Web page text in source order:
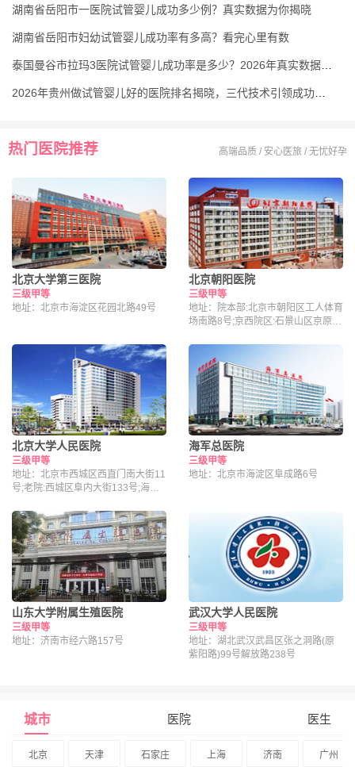
湖南省岳阳市一医院试管婴儿成功多少例？真实数据为你揭晓
湖南省岳阳市妇幼试管婴儿成功率有多高？看完心里有数
热门医院推荐 高端品质 / 安心医旅 / 无忧好孕
北京大学第三医院
三级甲等
地址：北京市海淀区花园北路49号
北京朝阳医院
三级甲等
地址：院本部:北京市朝阳区工人体育
场南路8号;京西院区:石景山区京原路
北京大学人民医院
三级甲等
地址：北京市西城区西直门南大街11
号;老院:西城区阜内大街133号;海淀
海军总医院
三级甲等
地址：北京市海淀区阜成路6号
山东大学附属生殖医院
三级甲等
地址：济南市经六路157号
武汉大学人民医院
三级甲等
地址：湖北武汉武昌区张之洞路(原
紫阳路)99号解放路238号
城市 医院 医生
北京 天津 石家庄 上海 济南 广州